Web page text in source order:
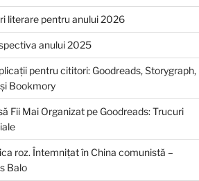
literare pentru anului 2026
anului 2025
pentru cititori: Goodreads, Storygraph,
Bookmory
Fii Mai Organizat pe Goodreads: Trucuri
roz. Întemnițat în China comunistă –
Balo